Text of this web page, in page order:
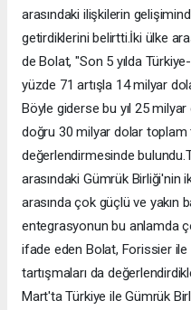
arasındaki ilişkilerin
getirdiklerini belirtti.İki ülke
de Bolat, "Son 5 yılda
yüzde 71 artışla 14 milyar
Böyle giderse bu yıl 25
doğru 30 milyar dolar toplam
değerlendirmesinde
arasındaki Gümrük Birliği'nin
arasında çok güçlü ve yakın
entegrasyonun bu anlamda
ifade eden Bolat, Forissier ile
tartışmaları da
Mart'ta Türkiye ile Gümrük